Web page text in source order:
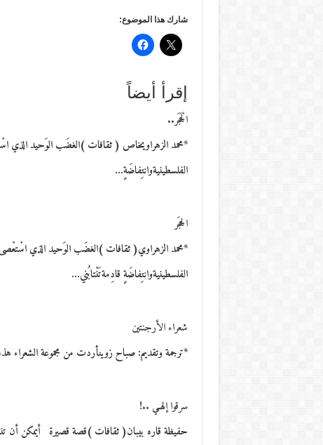
شارك هذا الموضوع:
إقرأ أيضاً
الْحَجَر..
*محمد الزهراويخاص ( ثقافات )الغضَب الوَحيد الذي
الفلسطينيةوانتِفاضَةٍ…
الحجَر
*محمد الزهراوي( ثقافات )الغضَب الوَحيد الذي اسْتعْصى
الفلسطينيةوانتِفاضَةٍ قادِمةتَنْتابُني…
شعراء الأرجنتين
*ترجمة وتقديم: صباح زوينأردت من مجموعة الشعراء
سرقوا إلهـي ..!
حفيظة قاره بيبان( ثقافات )قصة قصيرة أيمكن أن